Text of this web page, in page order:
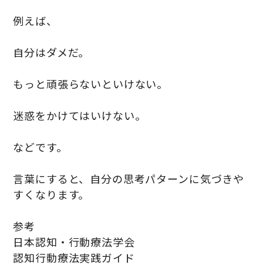
例えば、
自分はダメだ。
もっと頑張らないといけない。
迷惑をかけてはいけない。
などです。
言葉にすると、自分の思考パターンに気づきや
すくなります。
参考
日本認知・行動療法学会
認知行動療法実践ガイド